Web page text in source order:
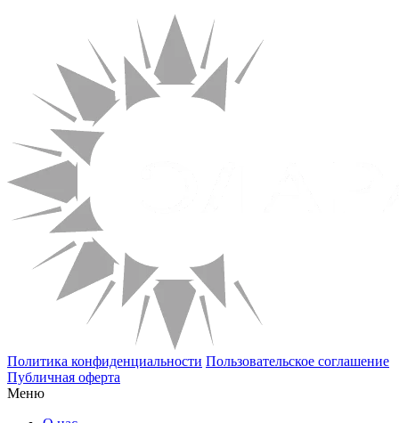
Политика конфиденциальности Пользовательское соглашение
Публичная оферта
Меню